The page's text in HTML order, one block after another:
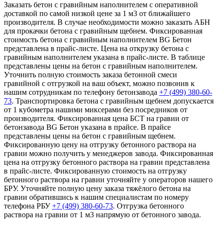
Заказать бетон с гравийным наполнителем с оперативной
доставкой по самой низкой цене за 1 м3 от ближайшего
производителя. В случае необходимости можно заказать АБН
для прокачки бетона с гравийным щебнем. Фиксированная
стоимость бетона с гравийным наполнителем BG Бетон
представлена в прайс-листе. Цена на открузку бетона с
гравийным наполнителем указана в прайс-листе. В таблице
представлены цены на бетон с гравийным наполнителем.
Уточнить полную стоимость заказа бетонной смеси
гравийной с отгрузкой на ваш объект, можно позвонив к
нашим сотрудникам по телефону бетонзавода +7 (499) 380-60-
73. Транспортировка бетона с гравийным щебнем допускается
от 1 кубометра нашими миксерами без посредников от
производителя. Фиксированная цена БСТ на гравии от
бетонзавода BG Бетон указана в прайсе. В прайсе
представлены цены на бетон с гравийным щебнем.
Фиксированную цену на отгрузку бетонного раствора на
гравии можно получить у менеджеров завода. Фиксированная
цена на отгрузку бетонного раствора на гравии представлена
в прайс-листе. Фиксированную стоимость на отгрузку
бетонного раствора на гравии уточняйте у операторов нашего
БРУ. Уточняйте полную цену заказа тяжёлого бетона на
гравии обратившись к нашим специалистам по номеру
телефона РБУ+7 (499) 380-60-73. Отгрузка бетонного
раствора на гравии от 1 м3 напрямую от бетонного завода.